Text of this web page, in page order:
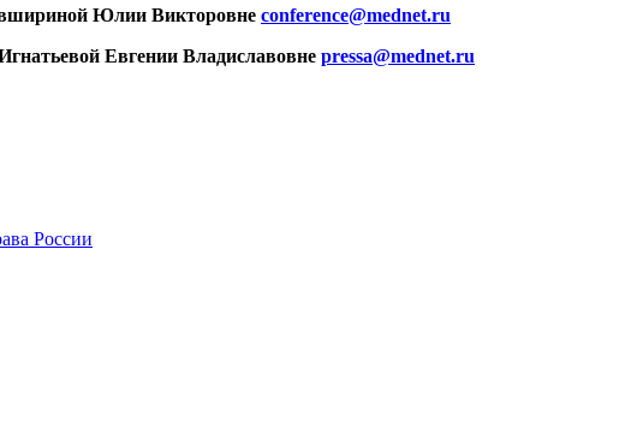
Юлии Викторовне conference@mednet.ru
Евгении Владиславовне pressa@mednet.ru
России